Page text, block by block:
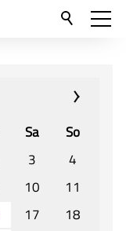
Sa
So
3
4
10
11
17
18